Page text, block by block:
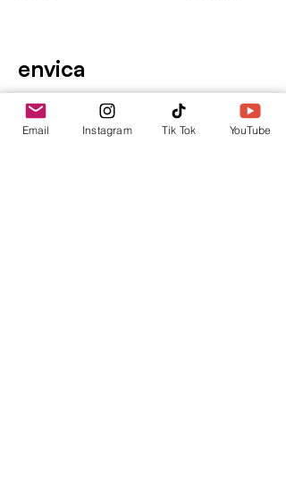
envica
Tu punto de información.
Email Instagram Tik Tok YouTube